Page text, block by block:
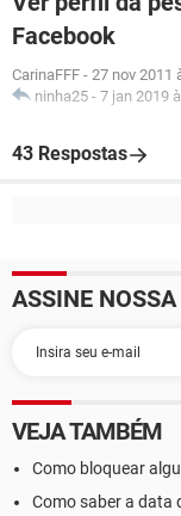
Facebook
CarinaFFF - 27 nov 2011
ninha25 - 7 jan 2019
43 Respostas
ASSINE
VEJA TAMBÉM
Como bloquear
Como saber a data